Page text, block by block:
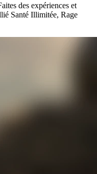
des expériences et
Santé Illimitée, Rage